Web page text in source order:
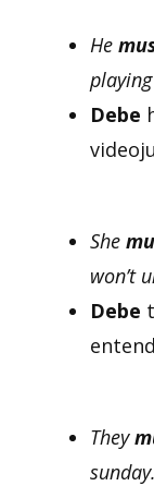
He
Debe
She
won’t
Debe
They
sunday.